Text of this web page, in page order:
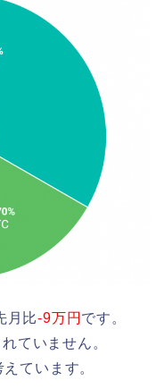
月比-9万円 です。
ていません。
ています。